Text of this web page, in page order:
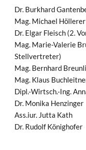
Dr. Burkhard
Mag. Michael
Dr. Elgar Fleisch (2.
Mag. Marie-Valerie
Stellvertreter)
Mag. Bernhard
Mag. Klaus
Dipl.-Wirtsch.-Ing.
Dr. Monika Henzinger
Ass.iur. Jutta Kath
Dr. Rudolf Könighofer